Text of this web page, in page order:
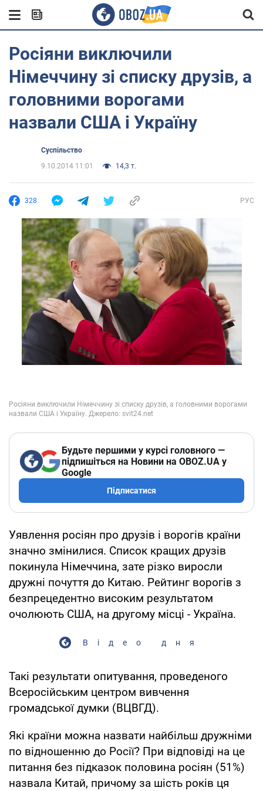
Росіяни виключили
Німеччину зі списку друзів, а
головними ворогами
назвали США і Україну
Суспільство
9.10.2014 11:01
14,3 т.
328 РУС
Будьте першими у курсі головного —
підпишіться на Новини на OBOZ.UA у
Google
Підписатися
Уявлення росіян про друзів і ворогів країни
значно змінилися. Список кращих друзів
покинула Німеччина, зате різко виросли
дружні почуття до Китаю. Рейтинг ворогів з
безпрецедентно високим результатом
очолюють США, на другому місці - Україна.
Відео дня
Такі результати опитування, проведеного
Всеросійським центром вивчення
громадської думки (ВЦВГД).
Які країни можна назвати найбільш дружніми
по відношенню до Росії? При відповіді на це
питання без підказок половина росіян (51%)
назвала Китай, причому за шість років ця